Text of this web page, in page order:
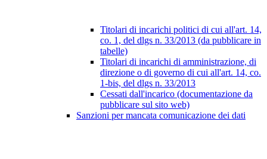
Titolari di incarichi politici di cui all'art. 14,
co. 1, del dlgs n. 33/2013 (da pubblicare in
tabelle)
Titolari di incarichi di amministrazione, di
direzione o di governo di cui all'art. 14, co.
1-bis, del dlgs n. 33/2013
Cessati dall'incarico (documentazione da
pubblicare sul sito web)
Sanzioni per mancata comunicazione dei dati